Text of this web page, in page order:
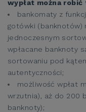
wypłat można robić
bankomaty z
gotówki (banknotów)
jednoczesnym
wpłacane banknoty
sortowaniu pod
autentyczności;
możliwość wpłat
wrzutnia), aż do 200
banknoty);